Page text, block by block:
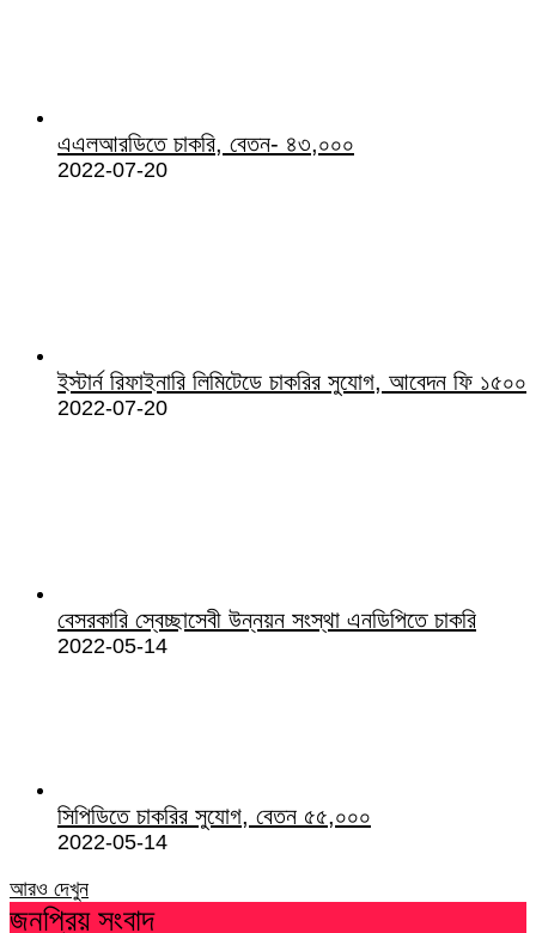
এএলআরডিতে চাকরি, বেতন- ৪৩,০০০
2022-07-20
ইস্টার্ন রিফাইনারি লিমিটেডে চাকরির সুযোগ, আবেদন ফি ১৫০০
2022-07-20
বেসরকারি স্বেচ্ছাসেবী উন্নয়ন সংস্থা এনডিপিতে চাকরি
2022-05-14
সিপিডিতে চাকরির সুযোগ, বেতন ৫৫,০০০
2022-05-14
আরও দেখুন
জনপ্রিয় সংবাদ